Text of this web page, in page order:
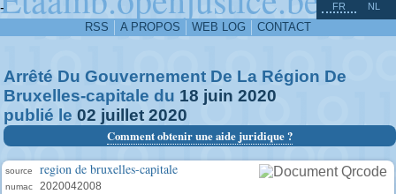
-
RSS A PROPOS WEB LOG CONTACT
FR NL
Arrêté Du Gouvernement De La Région De
Bruxelles-capitale du 18 juin 2020
publié le 02 juillet 2020
Comment obtenir une aide juridique ?
source region de bruxelles-capitale
numac 2020042008
^